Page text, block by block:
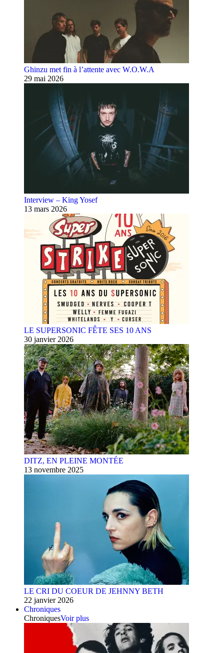
Ghinzu met fin à l’attente avec W.O.W.A
29 mai 2026
Interview – King Yosef
13 mars 2026
LE SUPERSONIC FÊTE SES 10 ANS
30 janvier 2026
DITZ, EN PLEINE MONTÉE
13 novembre 2025
LE CRI DU COEUR DE JEHNNY BETH
22 janvier 2026
Chroniques
ChroniquesVoir plus